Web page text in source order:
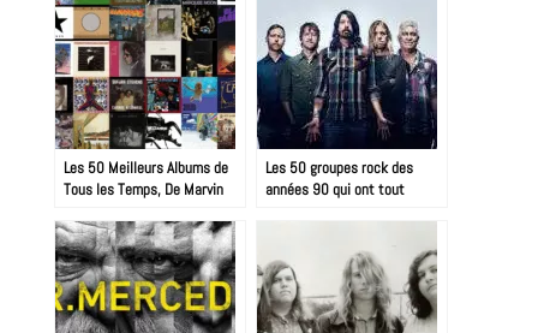
Les 50 Meilleurs Albums de
Tous les Temps, De Marvin
Révolutions Sonores
Les 50 groupes rock des
années 90 qui ont tout